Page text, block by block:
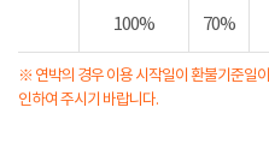
100% 70%
※ 연박의 경우 이용 시작일이 환불기준일
인하여 주시기 바랍니다.